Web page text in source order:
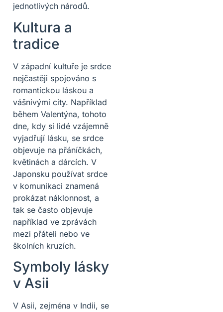
jednotlivých národů.
Kultura a
tradice
V západní kultuře je srdce
nejčastěji spojováno s
romantickou láskou a
vášnivými city. Například
během Valentýna, tohoto
dne, kdy si lidé vzájemně
vyjadřují lásku, se srdce
objevuje na přáníčkách,
květinách a dárcích. V
Japonsku používat srdce
v komunikaci znamená
prokázat náklonnost, a
tak se často objevuje
například ve zprávách
mezi přáteli nebo ve
školních kruzích.
Symboly lásky
v Asii
V Asii, zejména v Indii, se